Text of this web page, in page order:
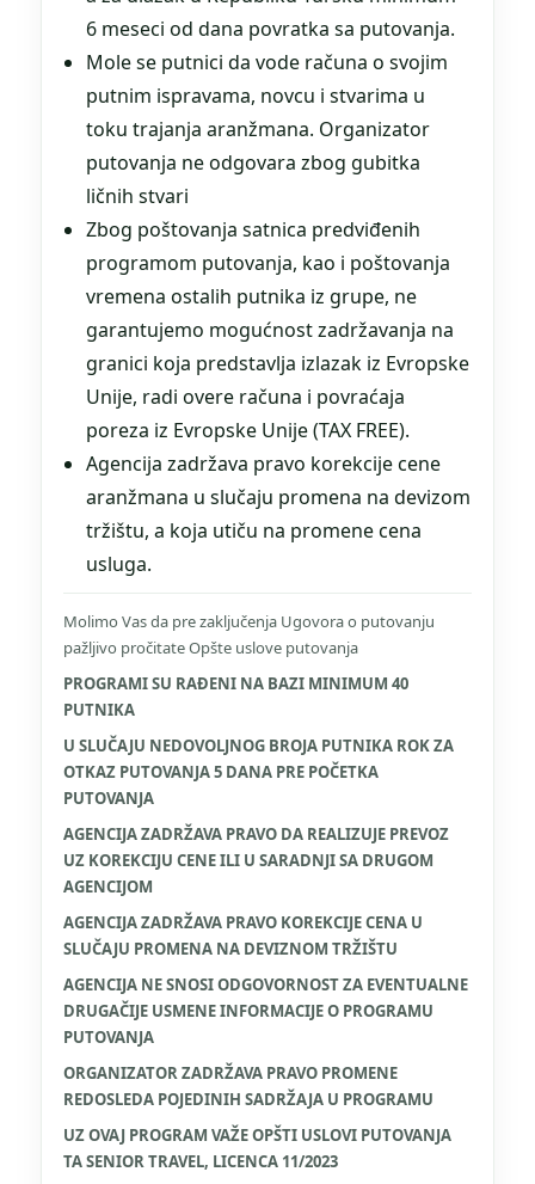
6 meseci od dana povratka sa putovanja.
Mole se putnici da vode računa o svojim
putnim ispravama, novcu i stvarima u
toku trajanja aranžmana. Organizator
putovanja ne odgovara zbog gubitka
ličnih stvari
Zbog poštovanja satnica predviđenih
programom putovanja, kao i poštovanja
vremena ostalih putnika iz grupe, ne
garantujemo mogućnost zadržavanja na
granici koja predstavlja izlazak iz Evropske
Unije, radi overe računa i povraćaja
poreza iz Evropske Unije (TAX FREE).
Agencija zadržava pravo korekcije cene
aranžmana u slučaju promena na devizom
tržištu, a koja utiču na promene cena
usluga.
Molimo Vas da pre zaključenja Ugovora o putovanju
pažljivo pročitate Opšte uslove putovanja
PROGRAMI SU RAĐENI NA BAZI MINIMUM 40
PUTNIKA
U SLUČAJU NEDOVOLJNOG BROJA PUTNIKA ROK ZA
OTKAZ PUTOVANJA 5 DANA PRE POČETKA
PUTOVANJA
AGENCIJA ZADRŽAVA PRAVO DA REALIZUJE PREVOZ
UZ KOREKCIJU CENE ILI U SARADNJI SA DRUGOM
AGENCIJOM
AGENCIJA ZADRŽAVA PRAVO KOREKCIJE CENA U
SLUČAJU PROMENA NA DEVIZNOM TRŽIŠTU
AGENCIJA NE SNOSI ODGOVORNOST ZA EVENTUALNE
DRUGAČIJE USMENE INFORMACIJE O PROGRAMU
PUTOVANJA
ORGANIZATOR ZADRŽAVA PRAVO PROMENE
REDOSLEDA POJEDINIH SADRŽAJA U PROGRAMU
UZ OVAJ PROGRAM VAŽE OPŠTI USLOVI PUTOVANJA
TA SENIOR TRAVEL, LICENCA 11/2023